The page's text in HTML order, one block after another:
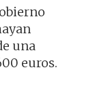
una
euros.